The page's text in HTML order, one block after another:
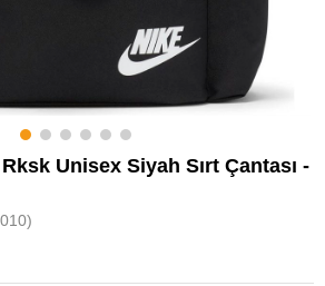
Unisex Siyah Sırt Çantası -